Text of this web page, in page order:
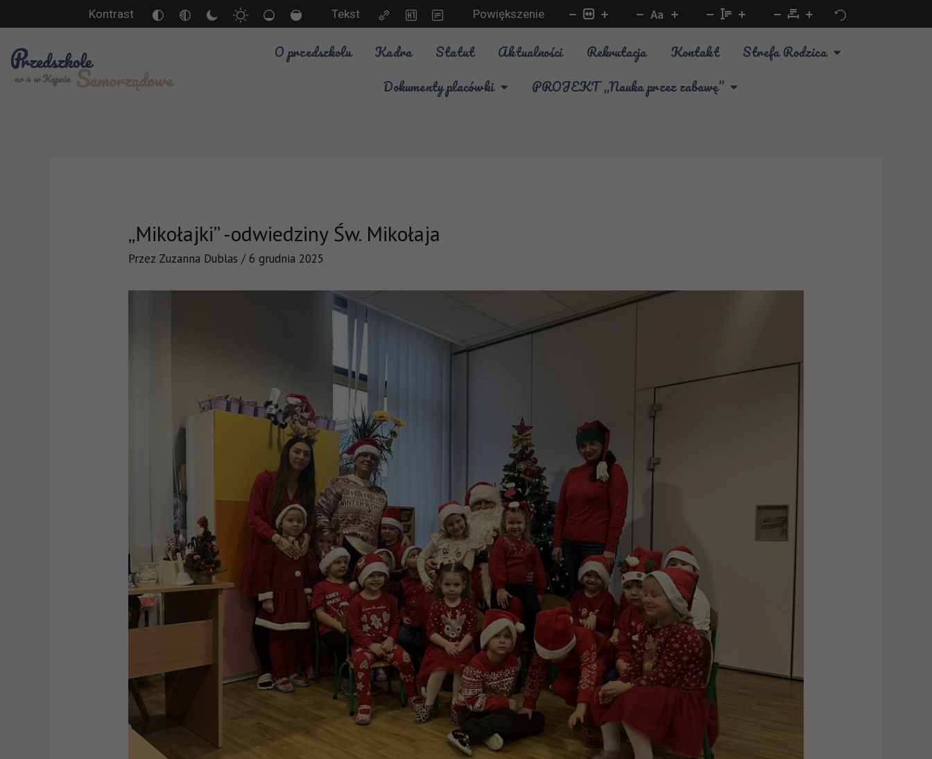
Kontrast Tekst Powiększenie Aa
O przedszkolu Kadra Statut Aktualności Rekrutacja Kontakt
Strefa Rodzica
Dokumenty placówki
PROJEKT „Nauka przez zabawę”
„Mikołajki” -odwiedziny Św. Mikołaja
Przez Zuzanna Dublas /6 grudnia 2025